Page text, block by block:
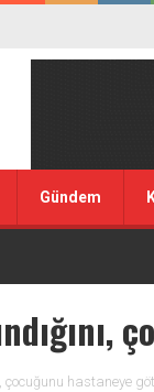
Gündem
çocuğunu hastaneye